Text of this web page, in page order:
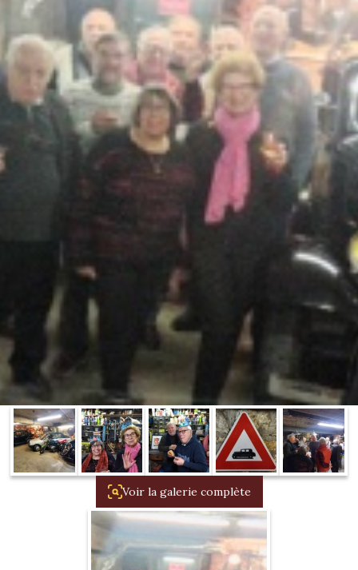
Notre local
La Boutique
Les pièces
L’assurance
La Revue
Les salons
La traction
La Traction des
membres
Bibliographie
Présentation 7
Présentation 11
Présentation 15 six
Evolution 7 et 11 -
Evolution 11 –
1945/1952
Evolution 11 –
La 15/6 G –
Voir la galerie complète